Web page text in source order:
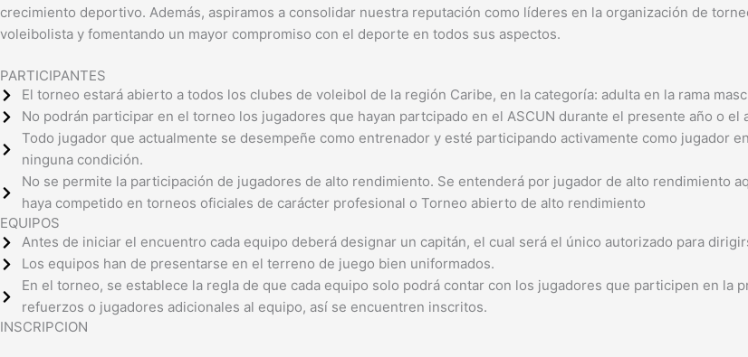
crecimiento deportivo. Además, aspiramos a consolidar nuestra reputación como líderes en la organización de
voleibolista y fomentando un mayor compromiso con el deporte en todos sus aspectos.
PARTICIPANTES
El torneo estará abierto a todos los clubes de voleibol de la región Caribe, en la categoría: adulta en la rama
No podrán participar en el torneo los jugadores que hayan partcipado en el ASCUN durante el presente año o el
Todo jugador que actualmente se desempeñe como entrenador y esté participando activamente como jugador
ninguna condición.
No se permite la participación de jugadores de alto rendimiento. Se entenderá por jugador de alto rendimiento
haya competido en torneos oficiales de carácter profesional o Torneo abierto de alto rendimiento
EQUIPOS
Antes de iniciar el encuentro cada equipo deberá designar un capitán, el cual será el único autorizado para
Los equipos han de presentarse en el terreno de juego bien uniformados.
En el torneo, se establece la regla de que cada equipo solo podrá contar con los jugadores que participen en la
refuerzos o jugadores adicionales al equipo, así se encuentren inscritos.
INSCRIPCION